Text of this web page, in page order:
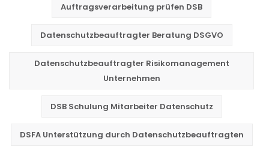
Auftragsverarbeitung prüfen DSB
Datenschutzbeauftragter Beratung DSGVO
Datenschutzbeauftragter Risikomanagement
Unternehmen
DSB Schulung Mitarbeiter Datenschutz
DSFA Unterstützung durch Datenschutzbeauftragten